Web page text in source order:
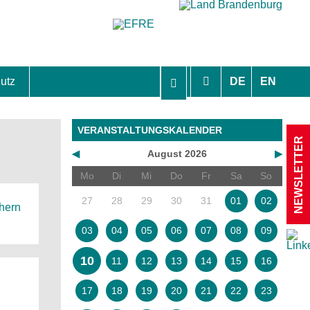
DE EN
VERANSTALTUNGSKALENDER
◀ ▶
August 2026
Mo
Di Mi Do Fr Sa So
27 28 29 30 31 01 02
03 04 05 06 07 08 09
10 11 12 13 14 15 16
17 18 19 20 21 22 23
NEWSLETTER